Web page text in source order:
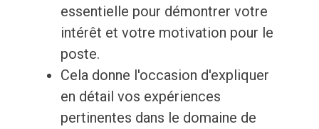
essentielle pour démontrer votre
intérêt et votre motivation pour le
poste.
Cela donne l'occasion d'expliquer
en détail vos expériences
pertinentes dans le domaine de